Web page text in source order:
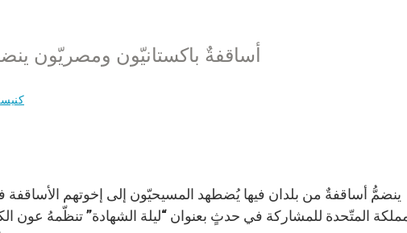
أساقفةٌ باكستانيّون ومصريّون
المتّحدة للمشاركة في حدثٍ بعنوان “ليلة الشهادة” تنظّمهُ عون